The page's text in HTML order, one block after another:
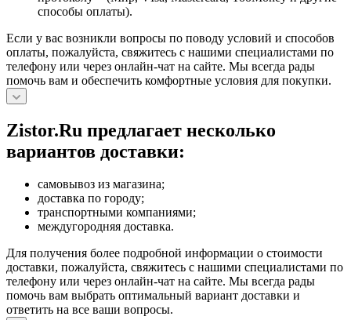
способы оплаты).
Если у вас возникли вопросы по поводу условий и способов
оплаты, пожалуйста, свяжитесь с нашими специалистами по
телефону или через онлайн-чат на сайте. Мы всегда рады
помочь вам и обеспечить комфортные условия для покупки.
Zistor.Ru предлагает несколько
вариантов доставки:
самовывоз из магазина;
доставка по городу;
транспортными компаниями;
междугородняя доставка.
Для получения более подробной информации о стоимости
доставки, пожалуйста, свяжитесь с нашими специалистами по
телефону или через онлайн-чат на сайте. Мы всегда рады
помочь вам выбрать оптимальный вариант доставки и
ответить на все ваши вопросы.